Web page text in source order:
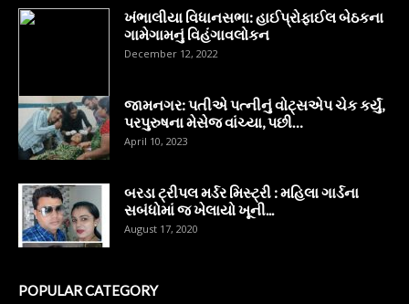
ખંભાલીયા વિધાનસભા: હાઈપ્રોફાઈલ બેઠકના
ગામેગામનું વિહંગાવલોકન
December 12, 2022
જામનગર: પતીએ પત્નીનું વોટ્સએપ ચેક કર્યું,
પરપુરુષના મેસેજ વાંચ્યા, પછી…
April 10, 2023
બરડા ટ્રીપલ મર્ડર મિસ્ટ્રી : મહિલા ગાર્ડના
સબંધોમાં જ ખેલાયો ખૂની...
August 17, 2020
POPULAR CATEGORY